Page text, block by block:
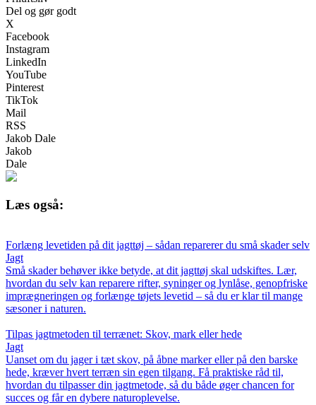
Del og gør godt
X
Facebook
Instagram
LinkedIn
YouTube
Pinterest
TikTok
Mail
RSS
Jakob Dale
Jakob
Dale
Læs også:
Forlæng levetiden på dit jagttøj – sådan reparerer du små skader selv
Jagt
Små skader behøver ikke betyde, at dit jagttøj skal udskiftes. Lær,
hvordan du selv kan reparere rifter, syninger og lynlåse, genopfriske
imprægneringen og forlænge tøjets levetid – så du er klar til mange
sæsoner i naturen.
Tilpas jagtmetoden til terrænet: Skov, mark eller hede
Jagt
Uanset om du jager i tæt skov, på åbne marker eller på den barske
hede, kræver hvert terræn sin egen tilgang. Få praktiske råd til,
hvordan du tilpasser din jagtmetode, så du både øger chancen for
succes og får en dybere naturoplevelse.